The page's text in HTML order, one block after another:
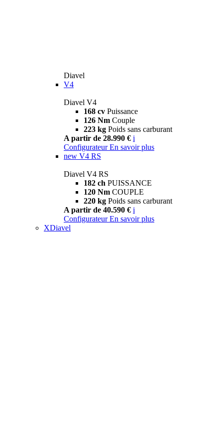
Diavel
V4
Diavel V4
168 cv Puissance
126 Nm Couple
223 kg Poids sans carburant
A partir de 28.990 € i
Configurateur En savoir plus
new V4 RS
Diavel V4 RS
182 ch PUISSANCE
120 Nm COUPLE
220 kg Poids sans carburant
A partir de 40.590 € i
Configurateur En savoir plus
XDiavel